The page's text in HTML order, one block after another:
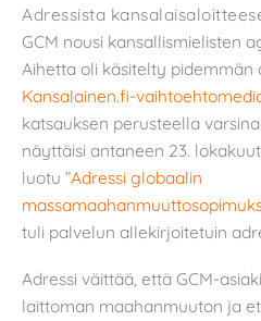
Adressista
GCM nousi kansallismielisten
Aihetta oli käsitelty pidemmän
Kansalainen.fi-
katsauksen perusteella
näyttäisi antaneen 23.
luotu ”Adressi globaalin
tuli palvelun allekirjoitetuin
Adressi väittää, että GCM-
laittoman maahanmuuton ja